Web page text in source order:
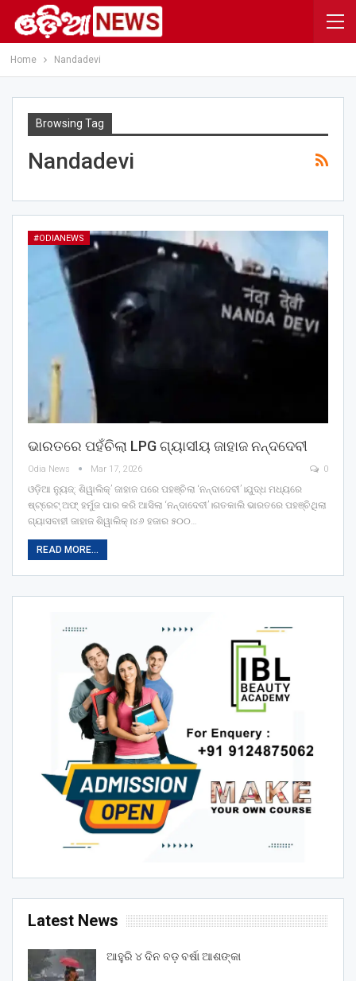
Home Nandadevi
Browsing Tag
Nandadevi
#ODIANEWS
ଭାରତରେ ପହଁଚିଲା LPG ଗ୍ୟାସୀୟ ଜାହାଜ ନନ୍ଦଦେବୀ
Odia News Mar 17, 2026 0
ଓଡ଼ିଆ ନ୍ୟୁଜ୍: ଶିୱାଲିକ୍‌’ ଜାହାଜ ପରେ ପହଞ୍ଚିଲା ‘ନନ୍ଦାଦେବୀ’।ଯୁଦ୍ଧ ମଧ୍ୟରେ
ଷ୍ଟ୍ରେଟ୍‌ ଅଫ୍ ହର୍ମୁଜ ପାର କରି ଆସିଲା ‘ନନ୍ଦାଦେବୀ’।ଗତକାଲି ଭାରତରେ ପହଞ୍ଚିଥିଲା
ଗ୍ୟାସବାହୀ ଜାହାଜ ଶିୱାଲିକ୍‌।୪୬ ହଜାର ୫୦୦…
READ MORE...
Latest News
ଆହୁରି ୪ ଦିନ ବଡ଼ ବର୍ଷା ଆଶଙ୍କା